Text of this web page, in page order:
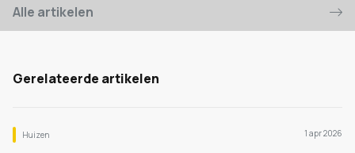
Alle artikelen
Gerelateerde artikelen
Huizen 1 apr 2026